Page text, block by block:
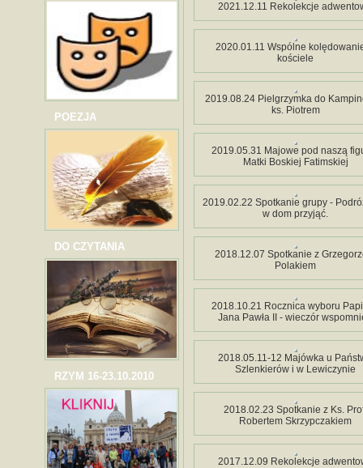
POEZJA
DO CZYTANIA
RZYM 16-23.10.2010
2021.12.11 Rekolekcje
2020.01.11 Wspólne
kościele
2019.08.24 Pielgrzymka do
ks. Piotrem
2019.05.31 Majowe pod naszą
Matki Boskiej Fatimskiej
2019.02.22 Spotkanie grupy -
w dom przyjąć.
2018.12.07 Spotkanie z
Polakiem
2018.10.21 Rocznica wyboru
Jana Pawła II - wieczór
2018.05.11-12 Majówka u
Szlenkierów i w Lewiczynie
2018.02.23 Spotkanie z Ks.
Robertem Skrzypczakiem
2017.12.09 Rekolekcje